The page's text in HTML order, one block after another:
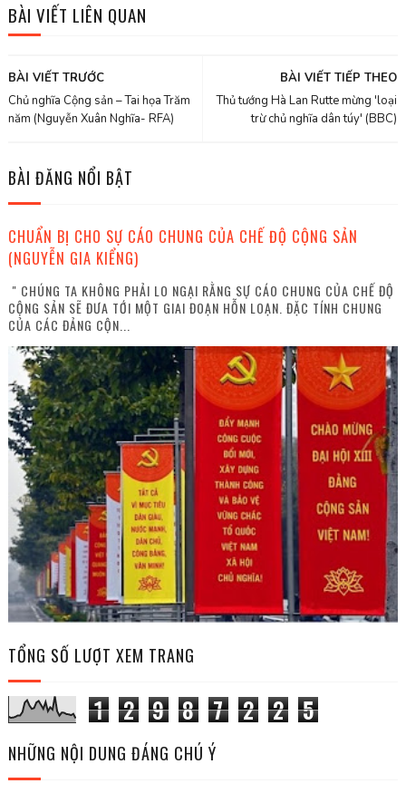
BÀI VIẾT LIÊN QUAN
BÀI VIẾT TIẾP THEO
Thủ tướng Hà Lan Rutte mừng 'loại
trừ chủ nghĩa dân túy' (BBC)
BÀI VIẾT TRƯỚC
Chủ nghĩa Cộng sản – Tai họa Trăm
năm (Nguyễn Xuân Nghĩa- RFA)
BÀI ĐĂNG NỔI BẬT
CHUẨN BỊ CHO SỰ CÁO CHUNG CỦA CHẾ ĐỘ CỘNG SẢN
(NGUYỄN GIA KIỂNG)
" CHÚNG TA KHÔNG PHẢI LO NGẠI RẰNG SỰ CÁO CHUNG CỦA CHẾ ĐỘ
CỘNG SẢN SẼ ĐƯA TỚI MỘT GIAI ĐOẠN HỖN LOẠN. ĐẶC TÍNH CHUNG
CỦA CÁC ĐẢNG CỘN...
TỔNG SỐ LƯỢT XEM TRANG
1 2 9 8 7 2 2 5
NHỮNG NỘI DUNG ĐÁNG CHÚ Ý